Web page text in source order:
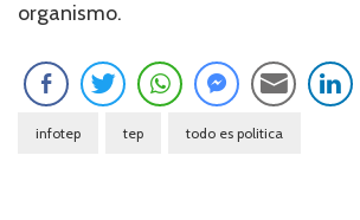
organismo.
infotep tep todo es politica